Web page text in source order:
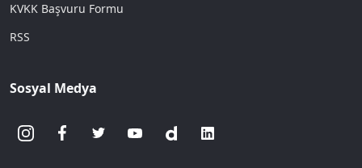
KVKK Başvuru Formu
RSS
Sosyal Medya